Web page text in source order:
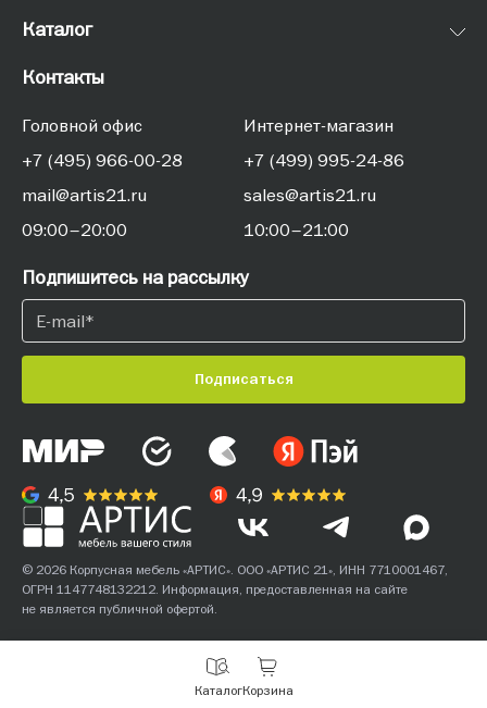
КаталогКорзина
Каталог
Контакты
Головной офис
+7 (495) 966-00-28
mail@artis21.ru
09:00–20:00
Интернет-магазин
+7 (499) 995-24-86
sales@artis21.ru
10:00–21:00
Подпишитесь на рассылку
Подписаться
© 2026 Корпусная мебель «АРТИС». ООО «АРТИС 21», ИНН 7710001467,
ОГРН 1147748132212. Информация, предоставленная на сайте
не является публичной офертой.